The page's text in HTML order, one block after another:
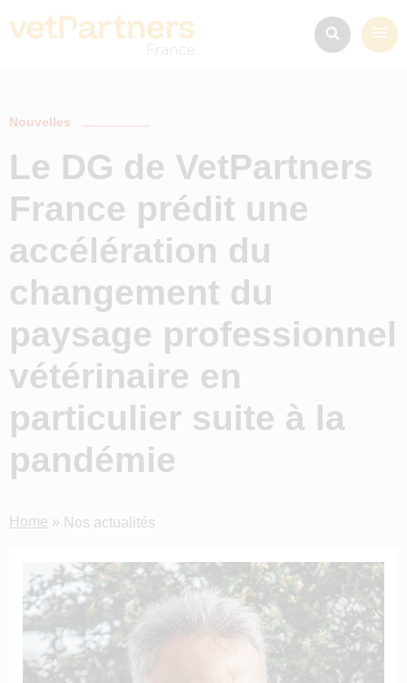
Nouvelles
Le DG de VetPartners
France prédit une
accélération du
changement du
paysage professionnel
vétérinaire en
particulier suite à la
pandémie
Home » Nos actualités